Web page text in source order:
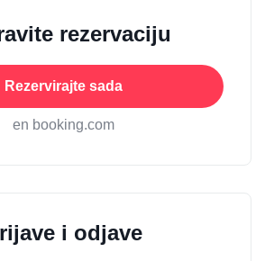
rezervaciju
Rezervirajte sada
en booking.com
i odjave